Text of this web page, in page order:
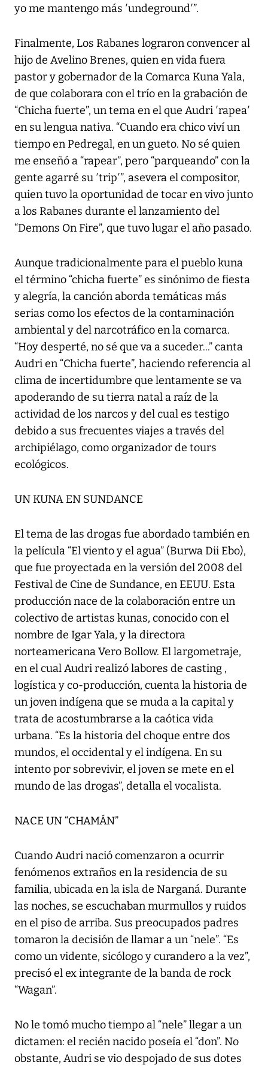
yo me mantengo más ′undeground′”.
Finalmente, Los Rabanes lograron convencer al
hijo de Avelino Brenes, quien en vida fuera
pastor y gobernador de la Comarca Kuna Yala,
de que colaborara con el trío en la grabación de
“Chicha fuerte”, un tema en el que Audri ′rapea′
en su lengua nativa. “Cuando era chico viví un
tiempo en Pedregal, en un gueto. No sé quien
me enseñó a “rapear”, pero “parqueando” con la
gente agarré su ′trip′”, asevera el compositor,
quien tuvo la oportunidad de tocar en vivo junto
a los Rabanes durante el lanzamiento del
“Demons On Fire”, que tuvo lugar el año pasado.
Aunque tradicionalmente para el pueblo kuna
el término “chicha fuerte” es sinónimo de fiesta
y alegría, la canción aborda temáticas más
serias como los efectos de la contaminación
ambiental y del narcotráfico en la comarca.
“Hoy desperté, no sé que va a suceder...” canta
Audri en “Chicha fuerte”, haciendo referencia al
clima de incertidumbre que lentamente se va
apoderando de su tierra natal a raíz de la
actividad de los narcos y del cual es testigo
debido a sus frecuentes viajes a través del
archipiélago, como organizador de tours
ecológicos.
UN KUNA EN SUNDANCE
El tema de las drogas fue abordado también en
la película “El viento y el agua” (Burwa Dii Ebo),
que fue proyectada en la versión del 2008 del
Festival de Cine de Sundance, en EEUU. Esta
producción nace de la colaboración entre un
colectivo de artistas kunas, conocido con el
nombre de Igar Yala, y la directora
norteamericana Vero Bollow. El largometraje,
en el cual Audri realizó labores de casting ,
logística y co-producción, cuenta la historia de
un joven indígena que se muda a la capital y
trata de acostumbrarse a la caótica vida
urbana. “Es la historia del choque entre dos
mundos, el occidental y el indígena. En su
intento por sobrevivir, el joven se mete en el
mundo de las drogas”, detalla el vocalista.
NACE UN “CHAMÁN”
Cuando Audri nació comenzaron a ocurrir
fenómenos extraños en la residencia de su
familia, ubicada en la isla de Narganá. Durante
las noches, se escuchaban murmullos y ruidos
en el piso de arriba. Sus preocupados padres
tomaron la decisión de llamar a un “nele”. “Es
como un vidente, sicólogo y curandero a la vez”,
precisó el ex integrante de la banda de rock
“Wagan”.
No le tomó mucho tiempo al “nele” llegar a un
dictamen: el recién nacido poseía el “don”. No
obstante, Audri se vio despojado de sus dotes